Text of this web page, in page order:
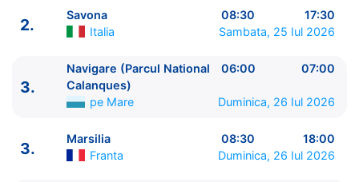
Costa Cruises
Costa Smeralda
2.
Savona 08:30
17:30
Italia
Sambata, 25 Iul 2026
3.
Navigare (Parcul National
Calanques)
06:00 07:00
pe Mare Duminica, 26 Iul 2026
3.
Marsilia 08:30
18:00
Franta
Duminica, 26 Iul 2026